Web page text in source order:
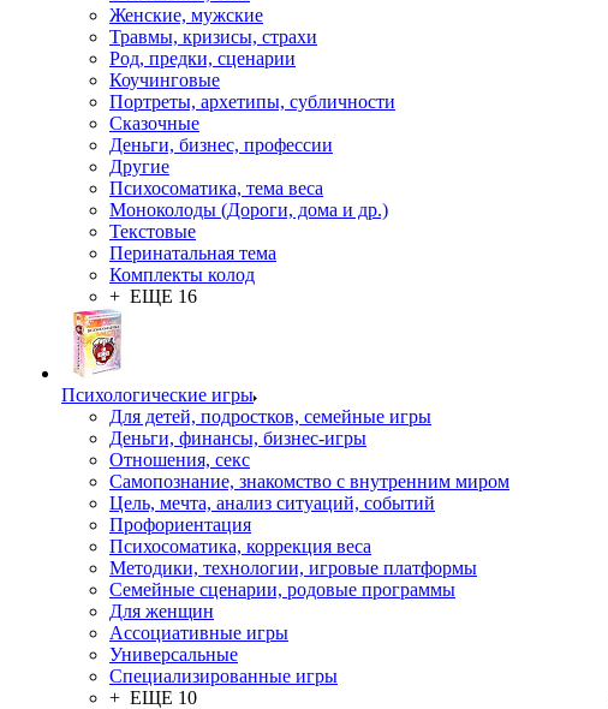
Женские, мужские
Травмы, кризисы, страхи
Род, предки, сценарии
Коучинговые
Портреты, архетипы, субличности
Сказочные
Деньги, бизнес, профессии
Другие
Психосоматика, тема веса
Моноколоды (Дороги, дома и др.)
Текстовые
Перинатальная тема
Комплекты колод
+ ЕЩЕ 16
Психологические игры
Для детей, подростков, семейные игры
Деньги, финансы, бизнес-игры
Отношения, секс
Самопознание, знакомство с внутренним миром
Цель, мечта, анализ ситуаций, событий
Профориентация
Психосоматика, коррекция веса
Методики, технологии, игровые платформы
Семейные сценарии, родовые программы
Для женщин
Ассоциативные игры
Универсальные
Специализированные игры
+ ЕЩЕ 10